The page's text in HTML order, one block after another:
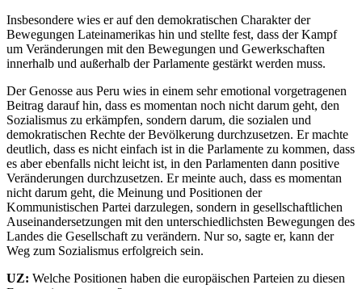
Insbesondere wies er auf den demokratischen Charakter der
Bewegungen Lateinamerikas hin und stellte fest, dass der Kampf
um Veränderungen mit den Bewegungen und Gewerkschaften
innerhalb und außerhalb der Parlamente gestärkt werden muss.
Der Genosse aus Peru wies in einem sehr emotional vorgetragenen
Beitrag darauf hin, dass es momentan noch nicht darum geht, den
Sozialismus zu erkämpfen, sondern darum, die sozialen und
demokratischen Rechte der Bevölkerung durchzusetzen. Er machte
deutlich, dass es nicht einfach ist in die Parlamente zu kommen, dass
es aber ebenfalls nicht leicht ist, in den Parlamenten dann positive
Veränderungen durchzusetzen. Er meinte auch, dass es momentan
nicht darum geht, die Meinung und Positionen der
Kommunistischen Partei darzulegen, sondern in gesellschaftlichen
Auseinandersetzungen mit den unterschiedlichsten Bewegungen des
Landes die Gesellschaft zu verändern. Nur so, sagte er, kann der
Weg zum Sozialismus erfolgreich sein.
UZ: Welche Positionen haben die europäischen Parteien zu diesen